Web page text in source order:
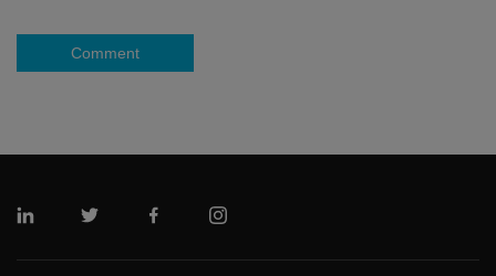
Comment
リンクトインツイッターフェイスブックインスタグラム